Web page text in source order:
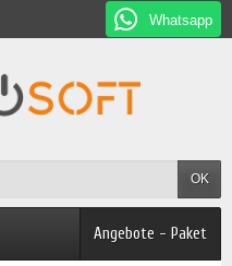
Whatsapp
OK
Angebote - Paket